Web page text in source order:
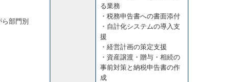
ら部門別
る業務
・税務申告書への書面添付
・自計化システムの導入支
援
・経営計画の策定支援
・資産譲渡・贈与・相続の
事前対策と納税申告書の作
成